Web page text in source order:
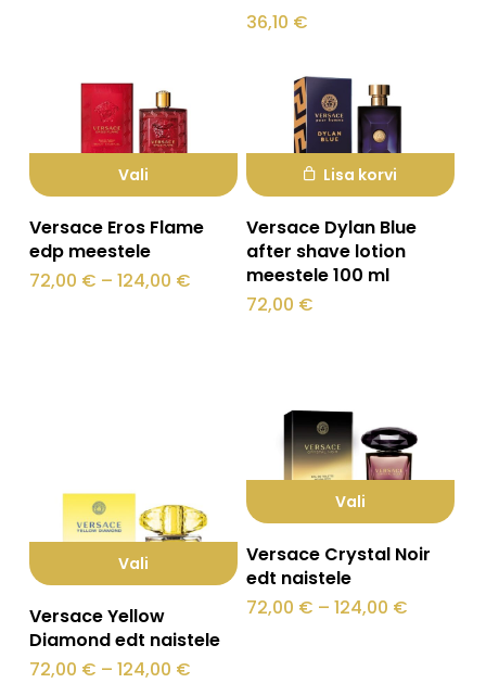
36,10 €
Vali
tootel
on
Versace Eros Flame
edp meestele
72,00 € – 124,00 €Hinnavahemik:
72,00 €
Lisa korvi
Versace Dylan Blue
after shave lotion
meestele 100 ml
72,00 €
Vali
tootel
on
Versace Yellow
Diamond edt naistele
72,00 € – 124,00 €Hinnavahemik:
Vali
tootel
on
Versace Crystal Noir
edt naistele
72,00 € – 124,00 €